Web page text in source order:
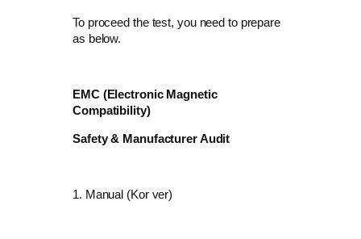
To proceed the test, you need to prepare
as below.
EMC (Electronic Magnetic
Compatibility)
Safety & Manufacturer Audit
1. Manual (Kor ver)